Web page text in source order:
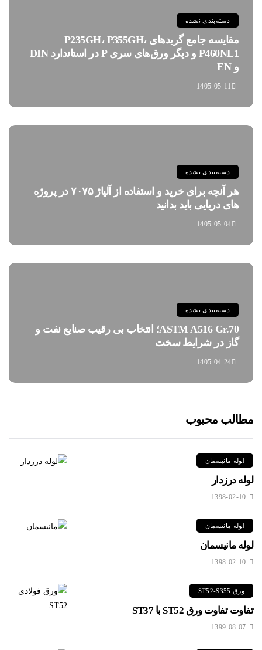
دسته‌بندی نشده
مقایسه جامع گریدهای P235GH، P355GH،
P460NL1 و دیگر ورق‌های سری P در استاندارد DIN
و EN
1405-05-11
دسته‌بندی نشده
هر آنچه برای خرید و استفاده از آلیاژ ۷۰۷۵ در پروژه
های دریایی باید بدانید
1405-05-04
دسته‌بندی نشده
ASTM A516 Gr.70؛ انتخاب بی رقیب صنایع نفت و
گاز در شرایط سخت
1405-04-24
مطالب محبوب
لوله مانیسمان
لوله درزدار
1398-02-10
لوله مانیسمان
لوله مانیسمان
1398-02-10
ورق ST52-S355
تفاوت تفاوت ورق ST52 با ST37
1399-08-07